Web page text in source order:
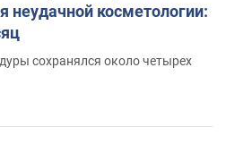
неудачной косметологии:
сохранялся около четырех